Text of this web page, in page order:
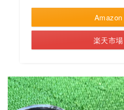
Amazon
楽天市場